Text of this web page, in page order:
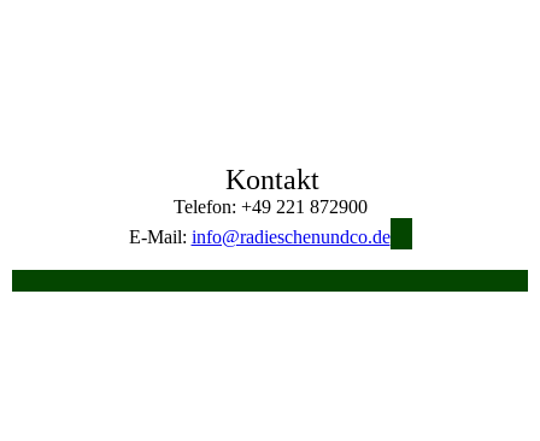
Kontakt
Telefon: +49 221 872900
E-Mail: info@radieschenundco.de